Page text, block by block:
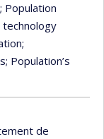
; Population
technology
;
; Population’s
de